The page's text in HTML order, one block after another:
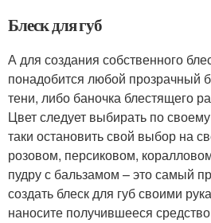
Блеск для губ
А для создания собственного
понадобится любой прозрачный
тени, либо баночка блестящего
Цвет следует выбирать по
таки остановить свой выбор на
розовом, персиковом,
пудру с бальзамом – это самый
создать блеск для губ своими
наносите получившееся